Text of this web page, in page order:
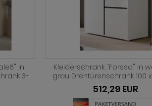
in
3-
Kleiderschrank "Forssa" in
grau Drehtürenschrank 100
512,29 EUR